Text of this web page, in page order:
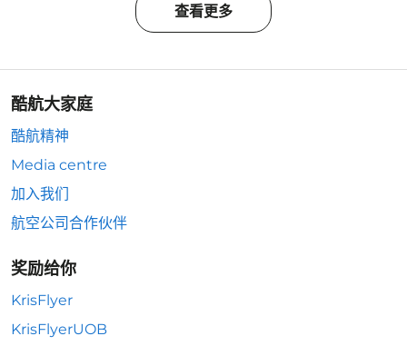
查看更多
酷航大家庭
酷航精神
Media centre
加入我们
航空公司合作伙伴
奖励给你
KrisFlyer
KrisFlyerUOB